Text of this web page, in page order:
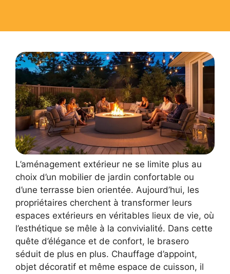
L’aménagement extérieur ne se limite plus au
choix d’un mobilier de jardin confortable ou
d’une terrasse bien orientée. Aujourd’hui, les
propriétaires cherchent à transformer leurs
espaces extérieurs en véritables lieux de vie, où
l’esthétique se mêle à la convivialité. Dans cette
quête d’élégance et de confort, le brasero
séduit de plus en plus. Chauffage d’appoint,
objet décoratif et même espace de cuisson, il